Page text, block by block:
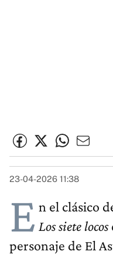
23-04-2026 11:38
E n el clásico
Los siete locos
personaje de El